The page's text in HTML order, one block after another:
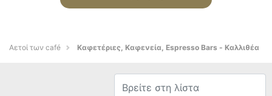
Αετοί των café Καφετέριες, Καφενεία, Espresso Bars - Καλλιθέα